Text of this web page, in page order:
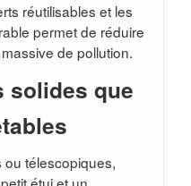
réutilisables et les
permet de réduire
de pollution.
solides que
ou télescopiques,